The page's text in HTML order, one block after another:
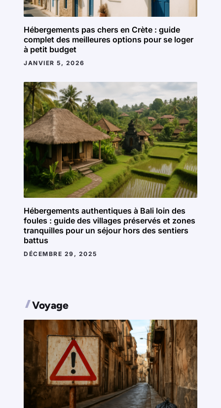
Hébergements pas chers en Crète : guide
complet des meilleures options pour se loger
à petit budget
JANVIER 5, 2026
Hébergements authentiques à Bali loin des
foules : guide des villages préservés et zones
tranquilles pour un séjour hors des sentiers
battus
DÉCEMBRE 29, 2025
Voyage